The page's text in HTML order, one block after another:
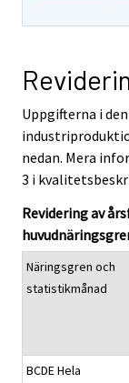
Uppgifterna i
nedan. Mera
3 i
Revidering av
Näringsgren och
statistikmånad
BCDE Hela